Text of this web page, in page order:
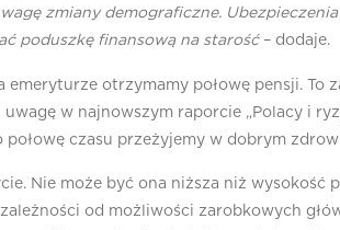
zmiany demograficzne.
poduszkę finansową na starość– dodaje.
otrzymamy połowę pensji. To
w najnowszym raporcie „Polacy i
połowę czasu przeżyjemy w dobrym
Nie może być ona niższa niż wysokość
od możliwości zarobkowych